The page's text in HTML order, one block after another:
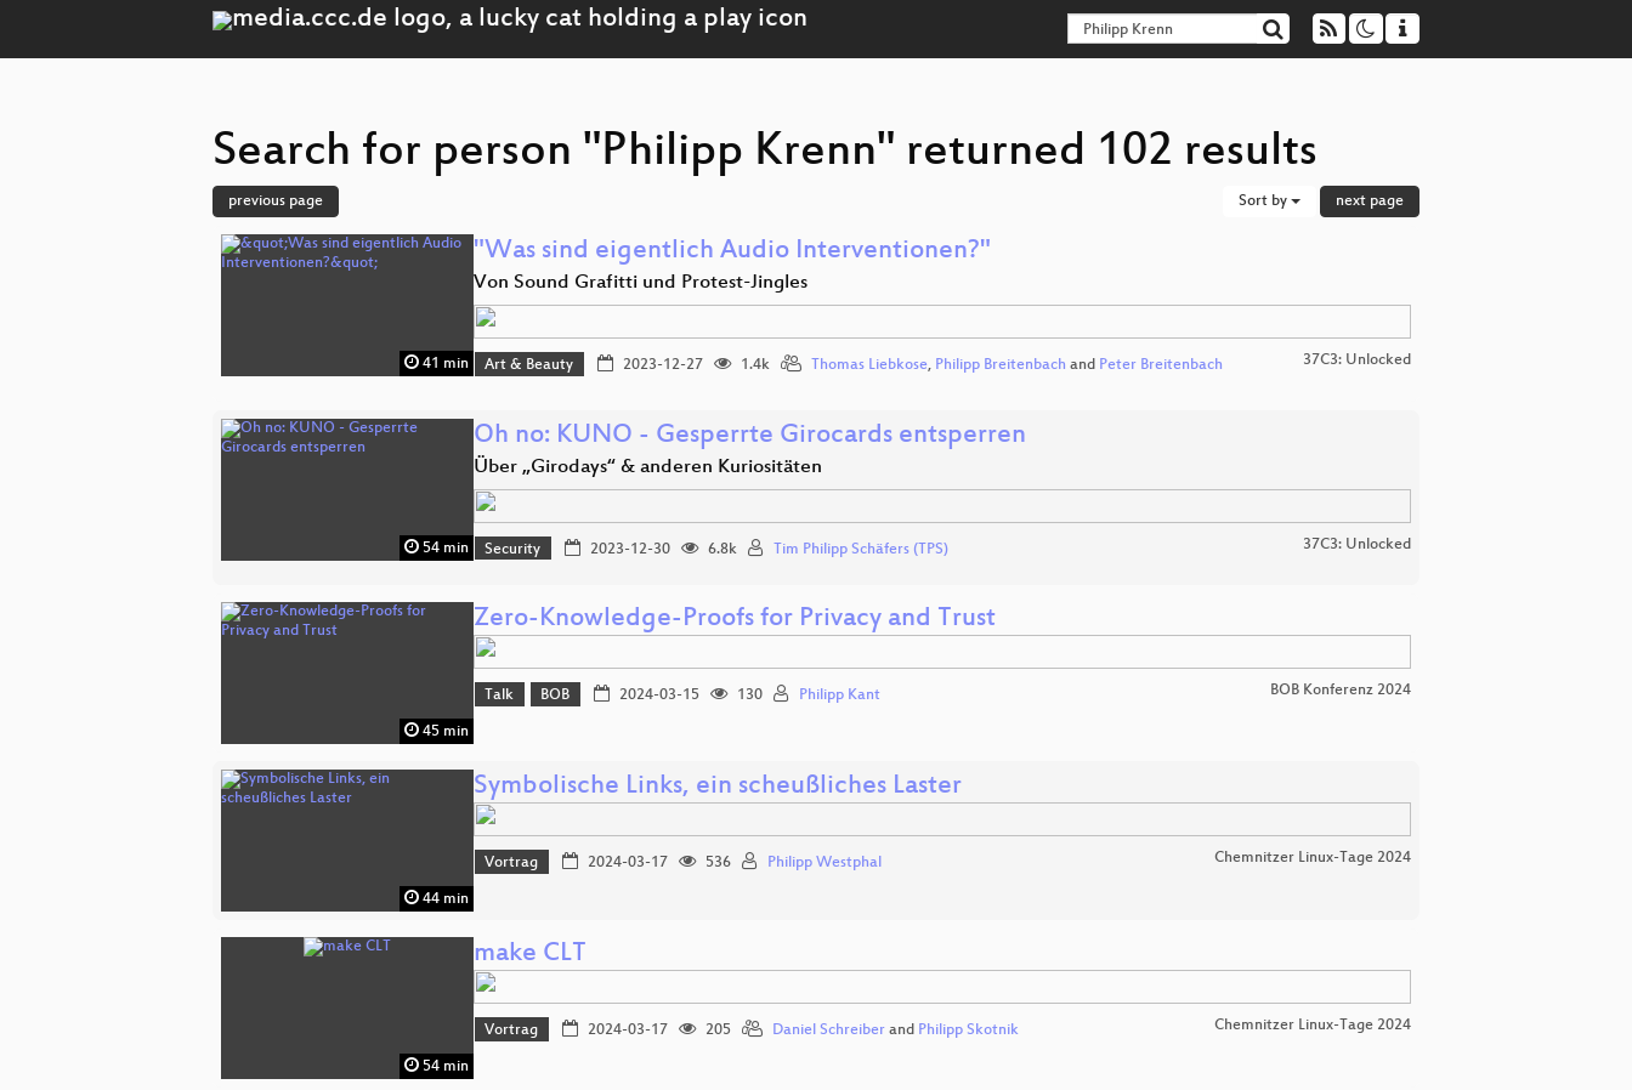
Search for person "Philipp Krenn" returned 102 results
previous page Sort by next page
41 min
"Was sind eigentlich Audio Interventionen?"
Von Sound Grafitti und Protest-Jingles
Art & Beauty 2023-12-27 1.4k Thomas Liebkose, Philipp Breitenbach and Peter Breitenbach 37C3: Unlocked
54 min
Oh no: KUNO - Gesperrte Girocards entsperren
Über „Girodays“ & anderen Kuriositäten
Security 2023-12-30 6.8k Tim Philipp Schäfers (TPS) 37C3: Unlocked
45 min
Zero-Knowledge-Proofs for Privacy and Trust
Talk BOB 2024-03-15 130 Philipp Kant BOB Konferenz 2024
44 min
Symbolische Links, ein scheußliches Laster
Vortrag 2024-03-17 536 Philipp Westphal Chemnitzer Linux-Tage 2024
54 min
make CLT
Vortrag 2024-03-17 205 Daniel Schreiberand Philipp Skotnik Chemnitzer Linux-Tage 2024